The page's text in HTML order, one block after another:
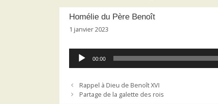
Homélie du Père Benoît
1 janvier 2023
Lecteur
audio
00:00
Rappel à Dieu de Benoît XVI
Partage de la galette des rois